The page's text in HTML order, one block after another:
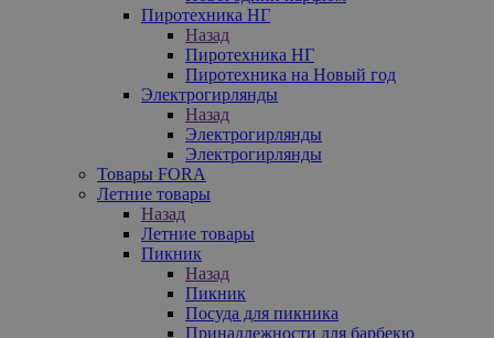
Пиротехника НГ
Назад
Пиротехника НГ
Пиротехника на Новый год
Электрогирлянды
Назад
Электрогирлянды
Электрогирлянды
Товары FORA
Летние товары
Назад
Летние товары
Пикник
Назад
Пикник
Посуда для пикника
Принадлежности для барбекю